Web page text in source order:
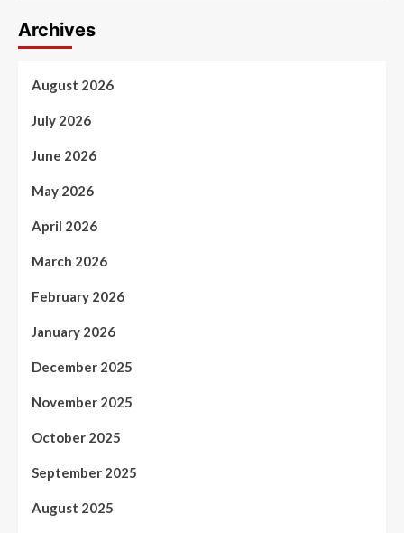
Archives
August 2026
July 2026
June 2026
May 2026
April 2026
March 2026
February 2026
January 2026
December 2025
November 2025
October 2025
September 2025
August 2025